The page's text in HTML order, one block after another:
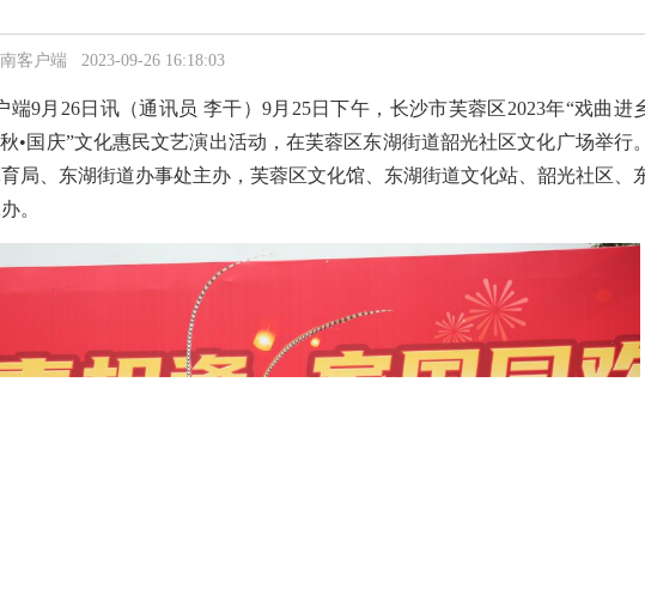
客户端 2023-09-26 16:18:03
端9月26日讯（通讯员 李干）9月25日下午，长沙市芙蓉区2023年“戏曲进
•国庆”文化惠民文艺演出活动，在芙蓉区东湖街道韶光社区文化广场举行
局、东湖街道办事处主办，芙蓉区文化馆、东湖街道文化站、韶光社区、
。